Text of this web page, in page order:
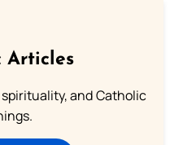
Articles
and Catholic